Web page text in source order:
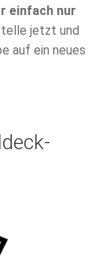
einfach nur
jetzt und
auf ein neues